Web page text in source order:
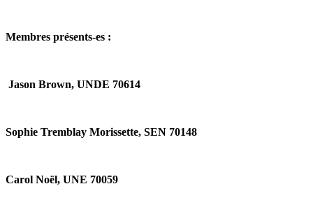
Membres présents-es :
Jason Brown, UNDE 70614
Sophie Tremblay Morissette, SEN 70148
Carol Noël, UNE 70059